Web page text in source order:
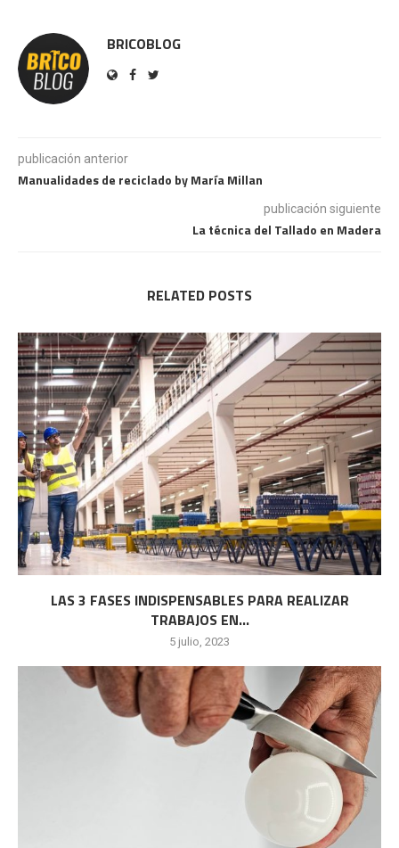
BRICOBLOG
publicación anterior
Manualidades de reciclado by María Millan
publicación siguiente
La técnica del Tallado en Madera
RELATED POSTS
LAS 3 FASES INDISPENSABLES PARA REALIZAR
TRABAJOS EN...
5 julio, 2023